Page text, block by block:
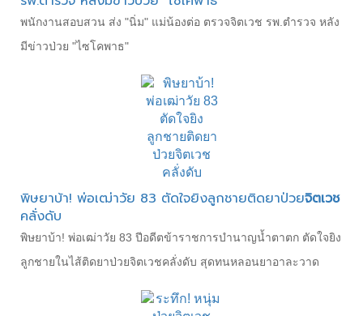
พนักงานสอบสวน ส่ง "นิ่ม" แม่น้องต่อ ตรวจจิตเวช รพ.ตำรวจ หลัง
มีข่าวป่วย "ไซโคพาธ"
พิษยาบ้า! พ่อเฒ่าวัย 83 ตัดใจยิงลูกชายติดยาป่วยจิตเวช
คลั่งดับ
พิษยาบ้า! พ่อเฒ่าวัย 83 ปีอดีตข้าราชการบำนาญน้ำตาตก ตัดใจยิง
ลูกชายในไส้ติดยาป่วยจิตเวชคลั่งดับ สุดทนหลอนยาอาละวาด